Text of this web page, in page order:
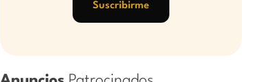
Suscribirme